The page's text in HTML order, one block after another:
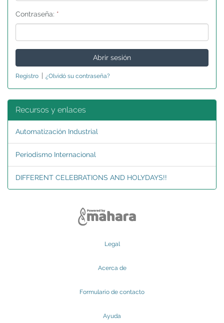
Contraseña: *
Registro | ¿Olvidó su contraseña?
Recursos y enlaces
Automatización Industrial
Periodismo Internacional
DIFFERENT CELEBRATIONS AND HOLYDAYS!!
Legal
Acerca de
Formulario de contacto
Ayuda